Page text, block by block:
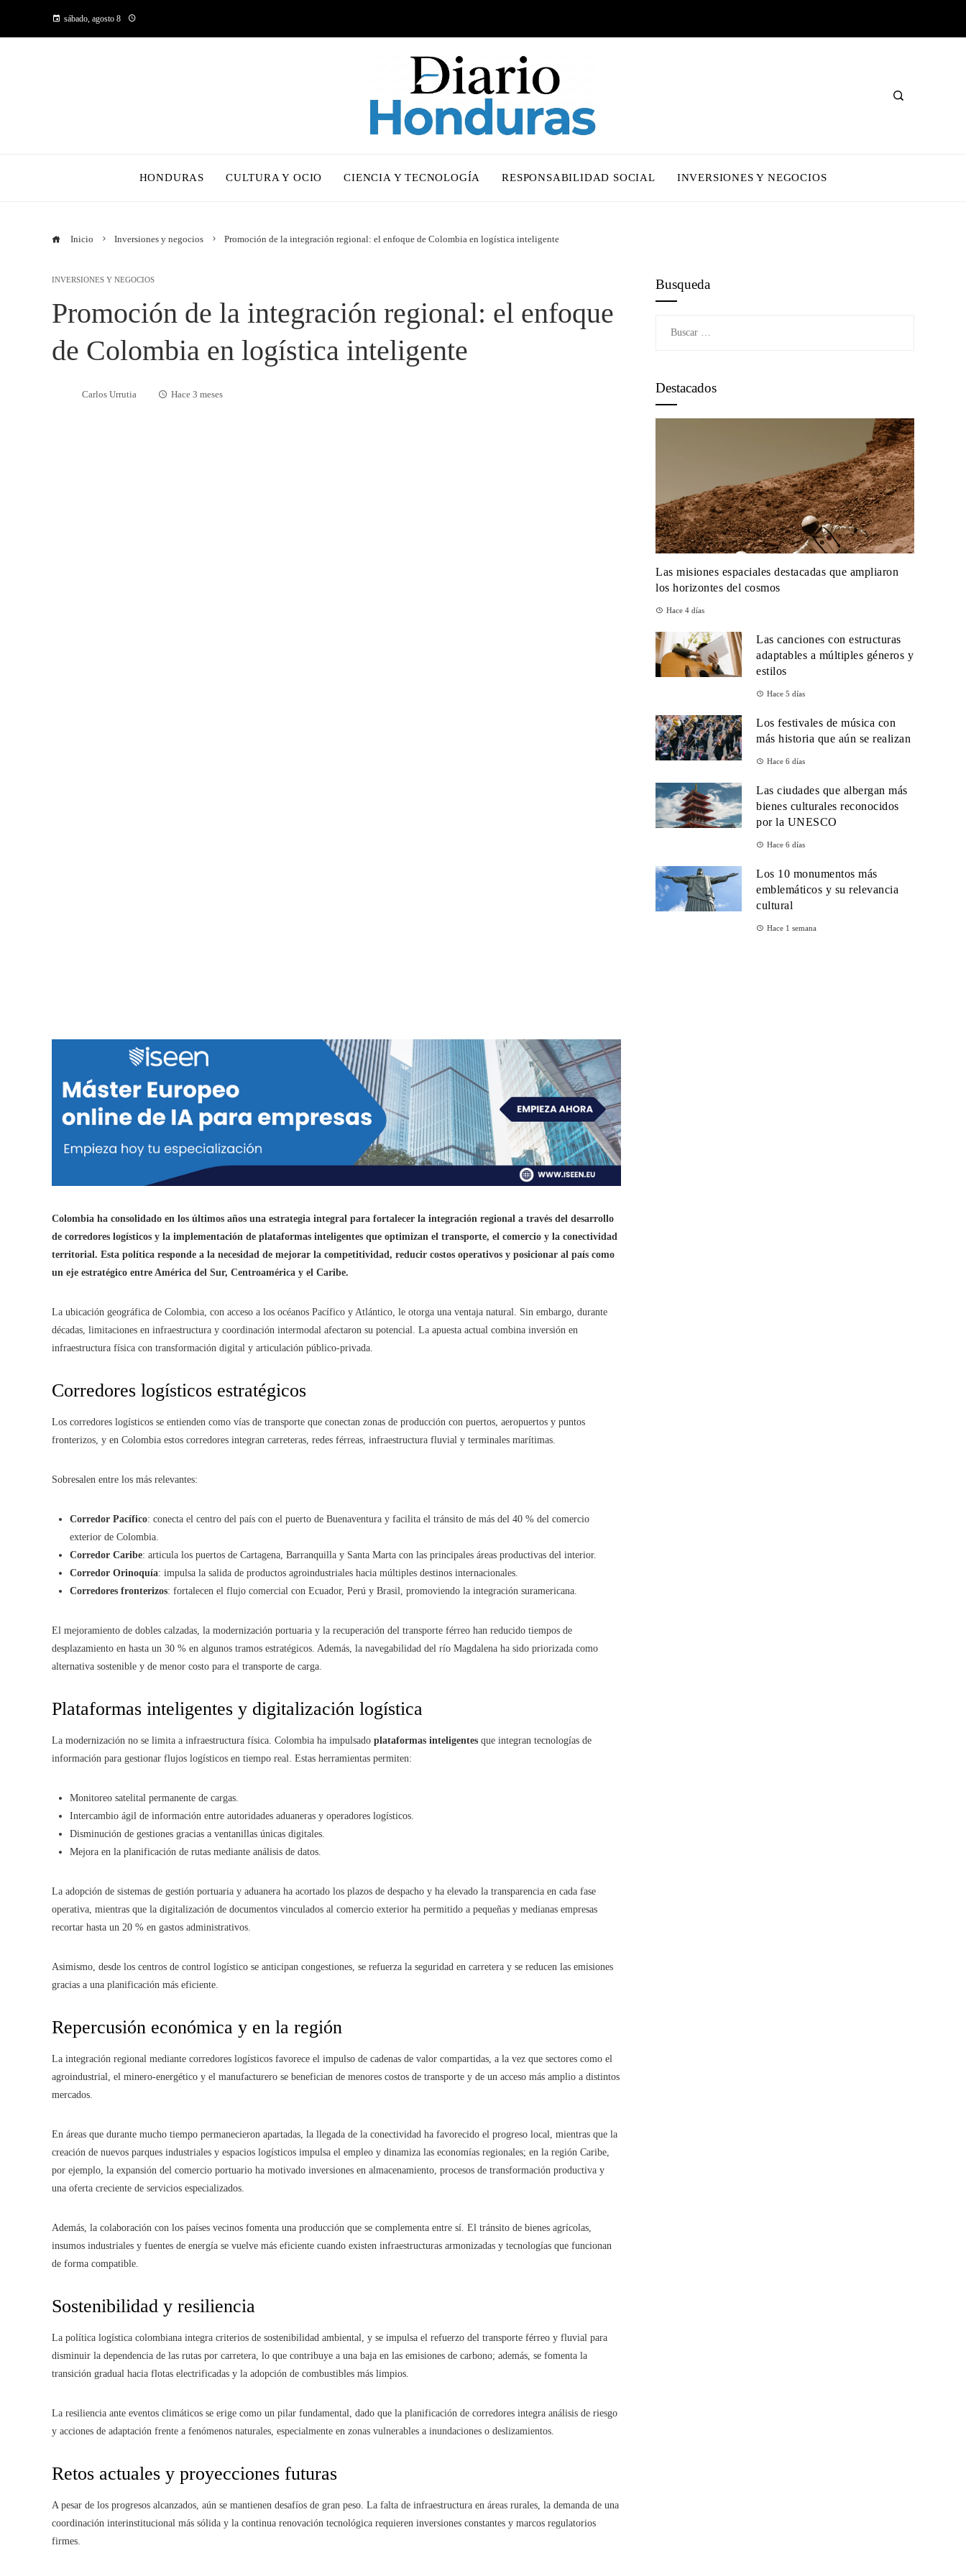
sábado, agosto 8
HONDURAS CULTURA Y OCIO CIENCIA Y TECNOLOGÍA RESPONSABILIDAD SOCIAL INVERSIONES Y NEGOCIOS
Inicio Inversiones y negocios Promoción de la integración regional: el enfoque de Colombia en logística inteligente
INVERSIONES Y NEGOCIOS
Promoción de la integración regional: el enfoque
de Colombia en logística inteligente
Carlos Urrutia Hace 3 meses
Colombia ha consolidado en los últimos años una estrategia integral para fortalecer la integración regional a través del desarrollo
de corredores logísticos y la implementación de plataformas inteligentes que optimizan el transporte, el comercio y la conectividad
territorial. Esta política responde a la necesidad de mejorar la competitividad, reducir costos operativos y posicionar al país como
un eje estratégico entre América del Sur, Centroamérica y el Caribe.
La ubicación geográfica de Colombia, con acceso a los océanos Pacífico y Atlántico, le otorga una ventaja natural. Sin embargo, durante
décadas, limitaciones en infraestructura y coordinación intermodal afectaron su potencial. La apuesta actual combina inversión en
infraestructura física con transformación digital y articulación público-privada.
Corredores logísticos estratégicos
Los corredores logísticos se entienden como vías de transporte que conectan zonas de producción con puertos, aeropuertos y puntos
fronterizos, y en Colombia estos corredores integran carreteras, redes férreas, infraestructura fluvial y terminales marítimas.
Sobresalen entre los más relevantes:
Corredor Pacífico: conecta el centro del país con el puerto de Buenaventura y facilita el tránsito de más del 40 % del comercio
exterior de Colombia.
Corredor Caribe: articula los puertos de Cartagena, Barranquilla y Santa Marta con las principales áreas productivas del interior.
Corredor Orinoquía: impulsa la salida de productos agroindustriales hacia múltiples destinos internacionales.
Corredores fronterizos: fortalecen el flujo comercial con Ecuador, Perú y Brasil, promoviendo la integración suramericana.
El mejoramiento de dobles calzadas, la modernización portuaria y la recuperación del transporte férreo han reducido tiempos de
desplazamiento en hasta un 30 % en algunos tramos estratégicos. Además, la navegabilidad del río Magdalena ha sido priorizada como
alternativa sostenible y de menor costo para el transporte de carga.
Plataformas inteligentes y digitalización logística
La modernización no se limita a infraestructura física. Colombia ha impulsado plataformas inteligentes que integran tecnologías de
información para gestionar flujos logísticos en tiempo real. Estas herramientas permiten:
Monitoreo satelital permanente de cargas.
Intercambio ágil de información entre autoridades aduaneras y operadores logísticos.
Disminución de gestiones gracias a ventanillas únicas digitales.
Mejora en la planificación de rutas mediante análisis de datos.
La adopción de sistemas de gestión portuaria y aduanera ha acortado los plazos de despacho y ha elevado la transparencia en cada fase
operativa, mientras que la digitalización de documentos vinculados al comercio exterior ha permitido a pequeñas y medianas empresas
recortar hasta un 20 % en gastos administrativos.
Asimismo, desde los centros de control logístico se anticipan congestiones, se refuerza la seguridad en carretera y se reducen las emisiones
gracias a una planificación más eficiente.
Repercusión económica y en la región
La integración regional mediante corredores logísticos favorece el impulso de cadenas de valor compartidas, a la vez que sectores como el
agroindustrial, el minero‑energético y el manufacturero se benefician de menores costos de transporte y de un acceso más amplio a distintos
mercados.
En áreas que durante mucho tiempo permanecieron apartadas, la llegada de la conectividad ha favorecido el progreso local, mientras que la
creación de nuevos parques industriales y espacios logísticos impulsa el empleo y dinamiza las economías regionales; en la región Caribe,
por ejemplo, la expansión del comercio portuario ha motivado inversiones en almacenamiento, procesos de transformación productiva y
una oferta creciente de servicios especializados.
Además, la colaboración con los países vecinos fomenta una producción que se complementa entre sí. El tránsito de bienes agrícolas,
insumos industriales y fuentes de energía se vuelve más eficiente cuando existen infraestructuras armonizadas y tecnologías que funcionan
de forma compatible.
Sostenibilidad y resiliencia
La política logística colombiana integra criterios de sostenibilidad ambiental, y se impulsa el refuerzo del transporte férreo y fluvial para
disminuir la dependencia de las rutas por carretera, lo que contribuye a una baja en las emisiones de carbono; además, se fomenta la
transición gradual hacia flotas electrificadas y la adopción de combustibles más limpios.
La resiliencia ante eventos climáticos se erige como un pilar fundamental, dado que la planificación de corredores integra análisis de riesgo
y acciones de adaptación frente a fenómenos naturales, especialmente en zonas vulnerables a inundaciones o deslizamientos.
Retos actuales y proyecciones futuras
A pesar de los progresos alcanzados, aún se mantienen desafíos de gran peso. La falta de infraestructura en áreas rurales, la demanda de una
coordinación interinstitucional más sólida y la continua renovación tecnológica requieren inversiones constantes y marcos regulatorios
firmes.
Busqueda
Destacados
Las misiones espaciales destacadas que ampliaron
los horizontes del cosmos
Hace 4 días
Las canciones con estructuras
adaptables a múltiples géneros y
estilos
Hace 5 días
Los festivales de música con
más historia que aún se realizan
Hace 6 días
Las ciudades que albergan más
bienes culturales reconocidos
por la UNESCO
Hace 6 días
Los 10 monumentos más
emblemáticos y su relevancia
cultural
Hace 1 semana